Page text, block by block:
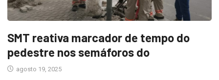
SMT reativa marcador de tempo do
pedestre nos semáforos do
agosto 19, 2025